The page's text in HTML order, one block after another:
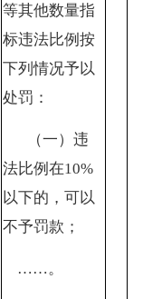
等其他数量指
标违法比例按
下列情况予以
处罚：
（一）违
法比例在10%
以下的，可以
不予罚款；
……。